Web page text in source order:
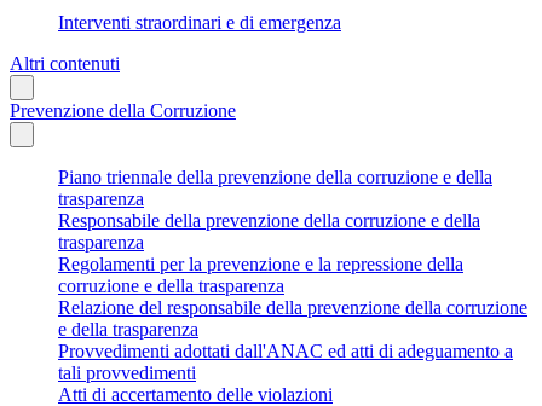
Interventi straordinari e di emergenza
Altri contenuti
Prevenzione della Corruzione
Piano triennale della prevenzione della corruzione e della
trasparenza
Responsabile della prevenzione della corruzione e della
trasparenza
Regolamenti per la prevenzione e la repressione della
corruzione e della trasparenza
Relazione del responsabile della prevenzione della corruzione
e della trasparenza
Provvedimenti adottati dall'ANAC ed atti di adeguamento a
tali provvedimenti
Atti di accertamento delle violazioni